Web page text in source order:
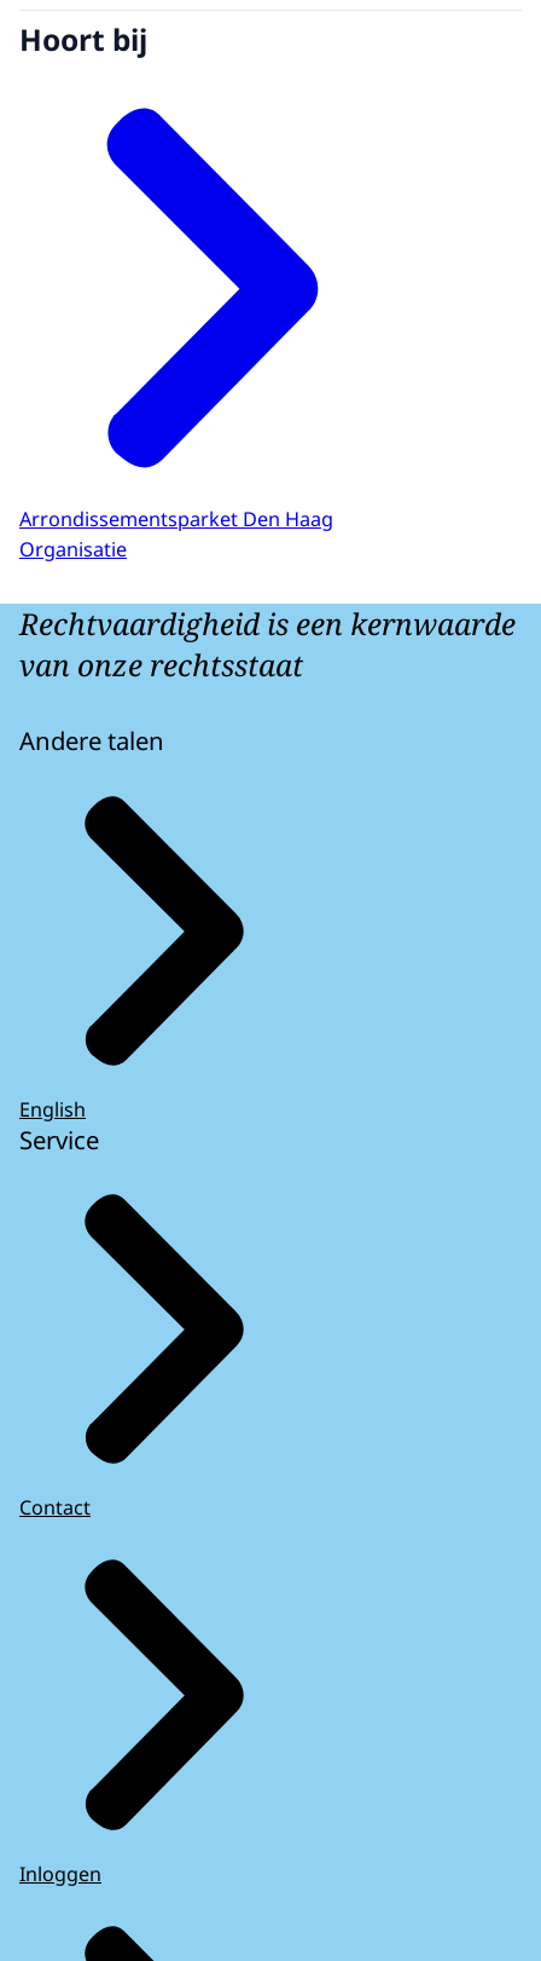
Hoort bij
Arrondissementsparket Den Haag
Organisatie
Rechtvaardigheid is een kernwaarde
van onze rechtsstaat
Andere talen
English
Service
Contact
Inloggen